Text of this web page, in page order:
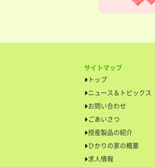
サイトマップ
トップ
ニュース＆トピックス
お問い合わせ
ごあいさつ
授産製品の紹介
ひかりの家の概要
求人情報